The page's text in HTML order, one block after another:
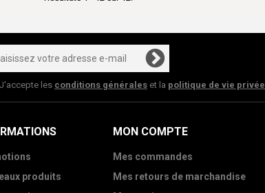
J'accepte les conditions générales et la politique de vie privée
produits
MON COMPTE
Mes commandes
Mes retours de marchandise